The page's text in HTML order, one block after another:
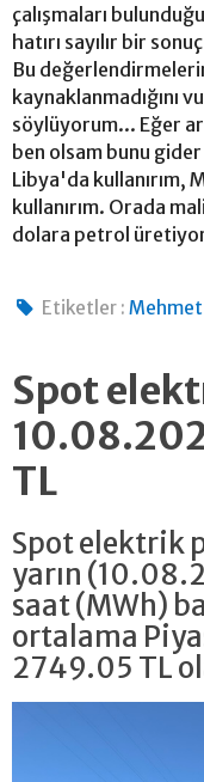
çalışmaları
hatırı sayılır bir
Bu
kaynaklanmadığını
söylüyorum... Eğer
ben olsam bunu
Libya'da kullanırım,
kullanırım. Orada
dolara petrol
Etiketler :
Spot
TL
Spot elektrik
yarın
saat (MWh)
ortalama
2749.05 TL